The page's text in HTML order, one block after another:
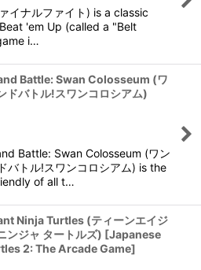
イナルファイト) is a classic
'em Up (called a "Belt
i…
Battle: Swan Colosseum (ワ
ドバトル!スワンコロシアム)
Battle: Swan Colosseum (ワン
バトル!スワンコロシアム) is the
of all t…
Ninja Turtles (ティーンエイジ
ンジャ タートルズ) [Japanese
2: The Arcade Game]